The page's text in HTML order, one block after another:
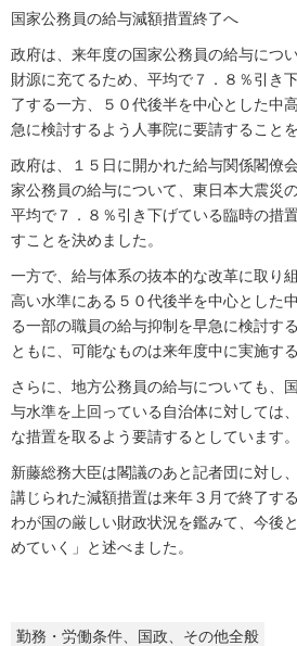
国家公務員の給与減額措置終了へ
政府は、来年度の国家公務員の給与につ
財源に充てるため、平均で７．８％引き
了する一方、５０代後半を中心とした中
急に検討するよう人事院に要請すること
政府は、１５日に開かれた給与関係閣僚
家公務員の給与について、東日本大震災
平均で７．８％引き下げている臨時の措
すことを決めました。
一方で、給与体系の抜本的な改革に取り
高い水準にある５０代後半を中心とした
る一部の職員の給与抑制を早急に検討す
ともに、可能なものは来年度中に実施す
さらに、地方公務員の給与についても、
与水準を上回っている自治体に対しては
な措置を取るよう要請するとしています。
新藤総務大臣は閣議のあと記者団に対し
講じられた減額措置は来年３月で終了す
わが国の厳しい財政状況を鑑みて、今後
めていく」と述べました。
勤務・労働条件、国政、その他全般